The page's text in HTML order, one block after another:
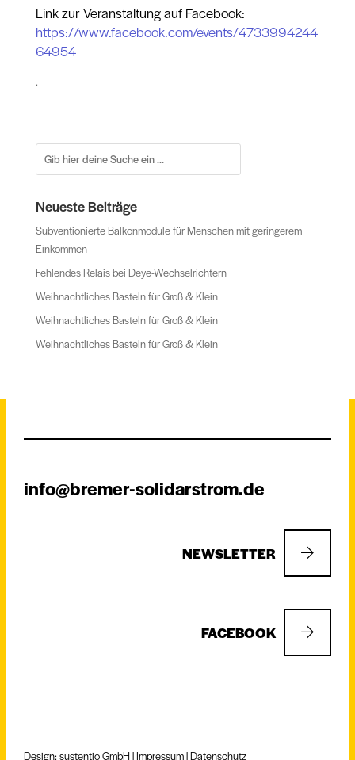
Link zur Veranstaltung auf Facebook:
https://www.facebook.com/events/4733994244
64954
.
Neueste Beiträge
Subventionierte Balkonmodule für Menschen mit geringerem
Einkommen
Fehlendes Relais bei Deye-Wechselrichtern
Weihnachtliches Basteln für Groß & Klein
Weihnachtliches Basteln für Groß & Klein
Weihnachtliches Basteln für Groß & Klein
info@bremer-solidarstrom.de
NEWSLETTER
FACEBOOK
Design: sustentio GmbH |Impressum|Datenschutz